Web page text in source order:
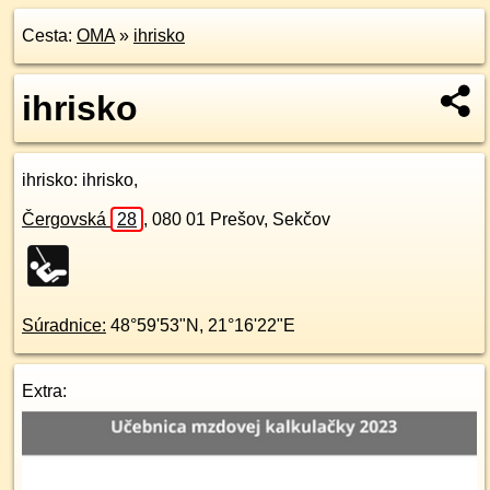
Cesta: OMA» ihrisko
ihrisko
ihrisko: ihrisko,
Čergovská 28 , 080 01 Prešov, Sekčov
Súradnice: 48°59'53"N , 21°16'22"E
Extra: